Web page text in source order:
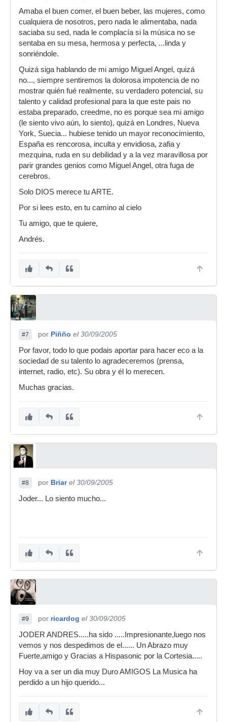
Amaba el buen comer, el buen beber, las mujeres, como
cualquiera de nosotros, pero nada le alimentaba, nada
saciaba su sed, nada le complacía si la música no se
sentaba en su mesa, hermosa y perfecta, ...linda y
sonriéndole.
Quizá siga hablando de mi amigo Miguel Angel, quizá
no..., siempre sentiremos la dolorosa impotencia de no
mostrar quién fué realmente, su verdadero potencial, su
talento y calidad profesional para la que este pais no
estaba preparado, creedme, no es porque sea mi amigo
(le siento vivo aún, lo siento), quizá en Londres, Nueva
York, Suecia... hubiese tenido un mayor reconocimiento,
España es rencorosa, inculta y envidiosa, zafia y
mezquina, ruda en su debilidad y a la vez maravillosa por
parir grandes genios como Miguel Angel, otra fuga de
cerebros.
Solo DIOS merece tu ARTE.
Por si lees esto, en tu camino al cielo
Tu amigo, que te quiere,
Andrés.
#7 por Piñño el 30/09/2005
Por favor, todo lo que podais aportar para hacer eco a la
sociedad de su talento lo agradeceremos (prensa,
internet, radio, etc). Su obra y él lo merecen.
Muchas gracias.
#8 por Briar el 30/09/2005
Joder... Lo siento mucho...
#9 por ricardog el 30/09/2005
JODER ANDRES.....ha sido .....Impresionante,luego nos
vemos y nos despedimos de el...... Un Abrazo muy
Fuerte,amigo y Gracias a Hispasonic por la Cortesia.....
Hoy va a ser un dia muy Duro AMIGOS La Musica ha
perdido a un hijo querido...